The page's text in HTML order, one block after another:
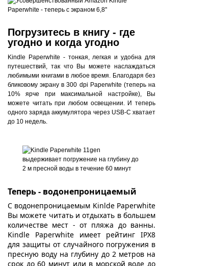
Погрузитесь в книгу - где
угодно и когда угодно
Kindle Paperwhite - тонкая, легкая и удобна для
путешествий, так что Вы можете наслаждаться
любимыми книгами в любое время. Благодаря без
бликовому экрану в 300 dpi Paperwhite (теперь на
10% ярче при максимальной настройке), Вы
можете читать при любом освещении. И теперь
одного заряда аккумулятора через USB-C хватает
до 10 недель.
Теперь - водонепроницаемый
С водонепроницаемым Kinlde Paperwhite
Вы можете читать и отдыхать в большем
количестве мест - от пляжа до ванны.
Kindle Paperwhite имеет рейтинг IPX8
для защиты от случайного погружения в
пресную воду на глубину до 2 метров на
срок до 60 минут или в морской воде до